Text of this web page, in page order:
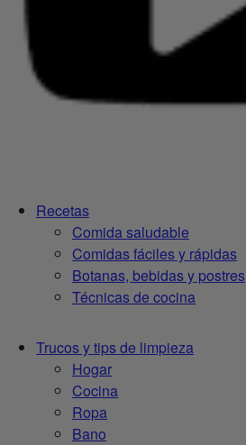
Recetas
Comida saludable
Comidas fáciles y rápidas
Botanas, bebidas y postres
Técnicas de cocina
Trucos y tips de limpieza
Hogar
Cocina
Ropa
Bano